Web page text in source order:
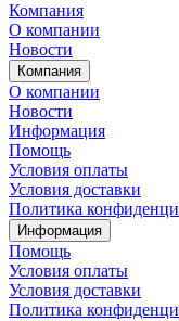
Компания
О компании
Новости
Компания
О компании
Новости
Информация
Помощь
Условия оплаты
Условия доставки
Политика
Информация
Помощь
Условия оплаты
Условия доставки
Политика